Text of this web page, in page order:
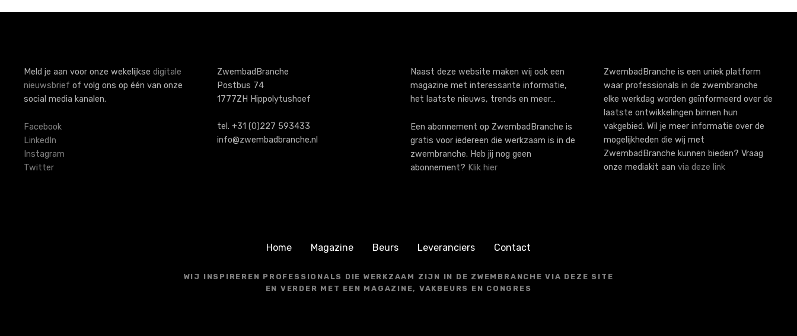
h
a
v
i
g
a
Meld je aan voor onze wekelijkse digitale
nieuwsbrief of volg ons op één van onze
social media kanalen.
Facebook
LinkedIn
Instagram
Twitter
ZwembadBranche
Postbus 74
1777ZH Hippolytushoef
tel. +31 (0)227 593433
info@zwembadbranche.nl
Naast deze website maken wij ook een
magazine met interessante informatie,
het laatste nieuws, trends en meer…
Een abonnement op ZwembadBranche is
gratis voor iedereen die werkzaam is in de
zwembranche. Heb jij nog geen
abonnement? Klik hier
ZwembadBranche is een uniek platform
waar professionals in de zwembranche
elke werkdag worden geïnformeerd over de
laatste ontwikkelingen binnen hun
vakgebied. Wil je meer informatie over de
mogelijkheden die wij met
ZwembadBranche kunnen bieden? Vraag
onze mediakit aan via deze link
Home Magazine Beurs Leveranciers Contact
WIJ INSPIREREN PROFESSIONALS DIE WERKZAAM ZIJN IN DE ZWEMBRANCHE VIA DEZE SITE
EN VERDER MET EEN MAGAZINE, VAKBEURS EN CONGRES